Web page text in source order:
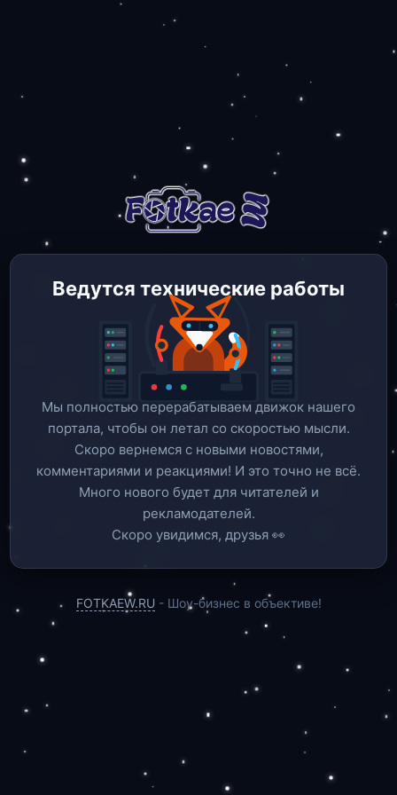
Ведутся технические работы
Мы полностью перерабатываем движок нашего
портала, чтобы он летал со скоростью мысли.
Скоро вернемся c новыми новостями,
комментариями и реакциями! И это точно не всё.
Много нового будет для читателей и
рекламодателей.
Скоро увидимся, друзья 👀
FOTKAEW.RU - Шоу-бизнес в объективе!